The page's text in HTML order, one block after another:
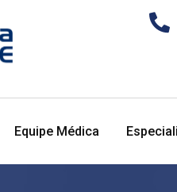
Equipe Médica